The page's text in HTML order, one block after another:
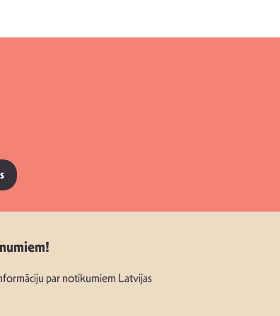
par notikumiem Latvijas